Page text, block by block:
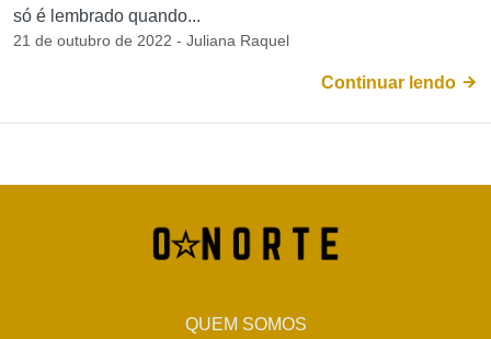
só é lembrado quando...
21 de outubro de 2022 - Juliana Raquel
Continuar lendo
QUEM SOMOS